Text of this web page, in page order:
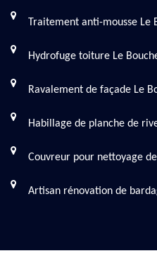
Traitement anti-mousse Le
Hydrofuge toiture Le
Ravalement de façade Le
Habillage de planche de
Couvreur pour nettoyage
Artisan rénovation de